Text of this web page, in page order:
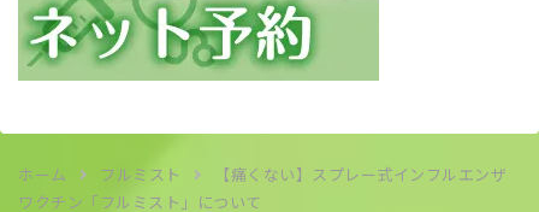
ホーム フルミスト
【痛くない】スプレー式インフルエンザ
ワクチン「フルミスト」について